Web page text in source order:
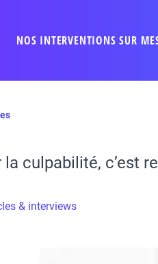
NOS INTERVENTIONS SUR
culpabilité, c’est
& interviews